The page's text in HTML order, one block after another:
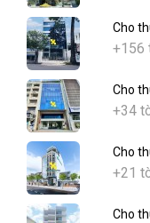
Cho
+156
Cho
+34
Cho
+21
Cho